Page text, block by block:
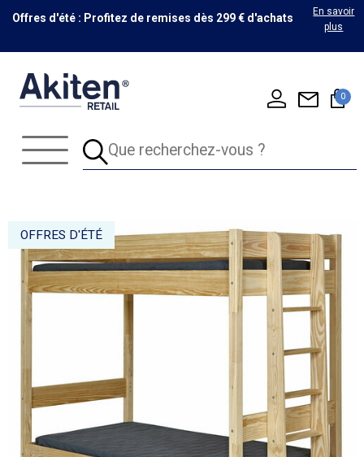
Offres d'été : Profitez de remises dès 299 € d'achats
En savoir
plus
0
OFFRES D'ÉTÉ